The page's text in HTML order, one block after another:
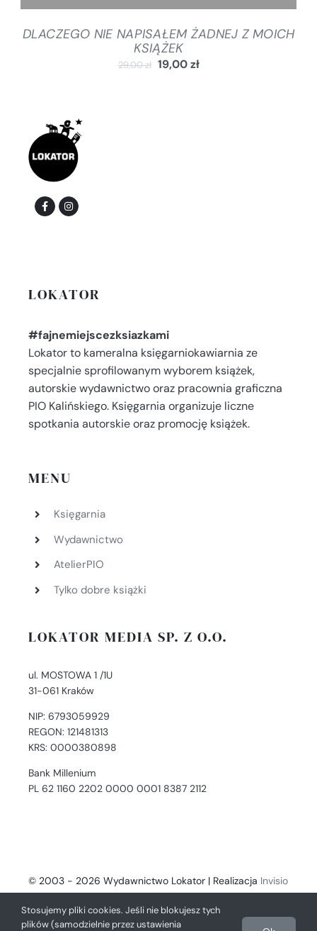
DLACZEGO NIE NAPISAŁEM ŻADNEJ Z MOICH
KSIĄŻEK
29,00zł 19,00zł
LOKATOR
#fajnemiejscezksiazkami
Lokator to kameralna księgarniokawiarnia ze
specjalnie sprofilowanym wyborem książek,
autorskie wydawnictwo oraz pracownia graficzna
PIO Kalińskiego. Księgarnia organizuje liczne
spotkania autorskie oraz promocję książek.
MENU
Księgarnia
Wydawnictwo
AtelierPIO
Tylko dobre książki
LOKATOR MEDIA SP. Z O.O.
ul. MOSTOWA 1 /1U
31-061 Kraków
NIP: 6793059929
REGON: 121481313
KRS: 0000380898
Bank Millenium
PL 62 1160 2202 0000 0001 8387 2112
© 2003 - 2026 Wydawnictwo Lokator | Realizacja Invisio
- Digital Solutions
Stosujemy pliki cookies. Jeśli nie blokujesz tych
plików (samodzielnie przez ustawienia